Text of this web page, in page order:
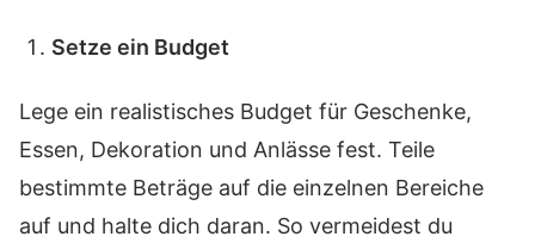
Setze ein Budget
Lege ein realistisches Budget für Geschenke,
Essen, Dekoration und Anlässe fest. Teile
bestimmte Beträge auf die einzelnen Bereiche
auf und halte dich daran. So vermeidest du